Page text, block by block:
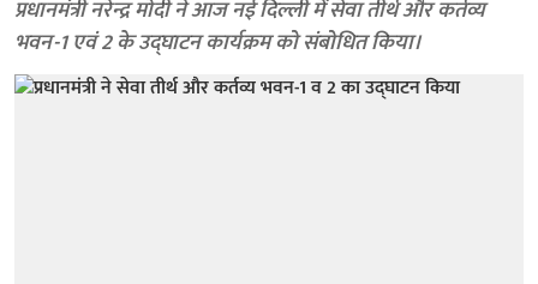
प्रधानमंत्री नरेन्द्र मोदी ने आज नई दिल्ली में सेवा तीर्थ और कर्तव्य
भवन-1 एवं 2 के उद्घाटन कार्यक्रम को संबोधित किया।